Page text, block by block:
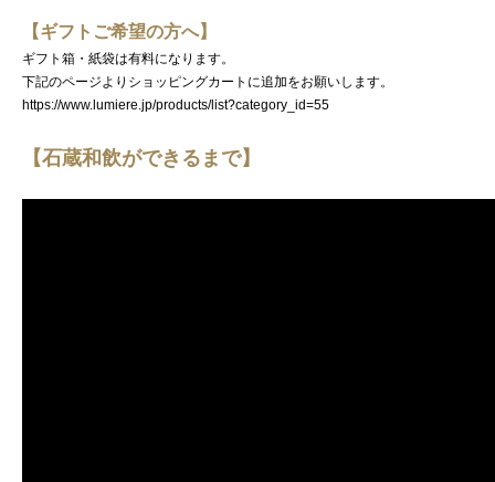
【ギフトご希望の方へ】
ギフト箱・紙袋は有料になります。
下記のページよりショッピングカートに追加をお願いします。
https://www.lumiere.jp/products/list?category_id=55
【石蔵和飲ができるまで】